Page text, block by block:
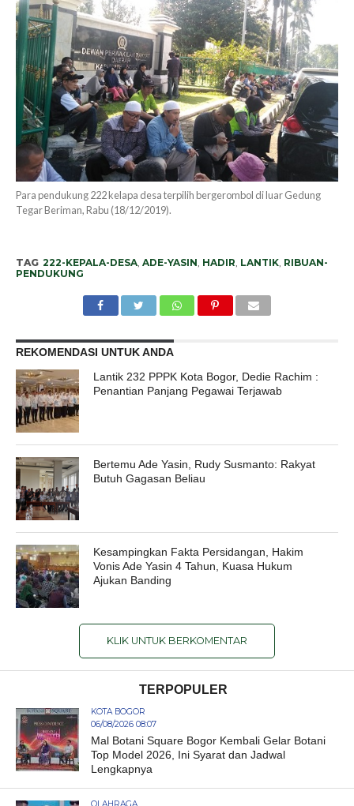
Para pendukung 222 kelapa desa terpilih bergerombol di luar Gedung
Tegar Beriman, Rabu (18/12/2019).
TAG 222-KEPALA-DESA, ADE-YASIN HADIR LANTIK, RIBUAN-
PENDUKUNG
REKOMENDASI UNTUK ANDA
Lantik 232 PPPK Kota Bogor, Dedie Rachim :
Penantian Panjang Pegawai Terjawab
Bertemu Ade Yasin, Rudy Susmanto: Rakyat
Butuh Gagasan Beliau
Kesampingkan Fakta Persidangan, Hakim
Vonis Ade Yasin 4 Tahun, Kuasa Hukum
Ajukan Banding
KLIK UNTUK BERKOMENTAR
TERPOPULER
KOTA BOGOR
06/08/2026 08:07
Mal Botani Square Bogor Kembali Gelar Botani
Top Model 2026, Ini Syarat dan Jadwal
Lengkapnya
OLAHRAGA